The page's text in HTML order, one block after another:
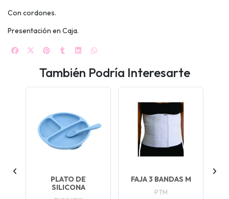
Con cordones.
Presentación en Caja.
También Podría Interesarte
PLATO DE
SILICONA
FAJA 3 BANDAS M
PTM